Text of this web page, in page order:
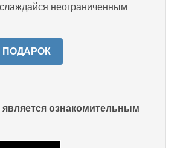
неограниченным
ПОДАРОК
ознакомительным